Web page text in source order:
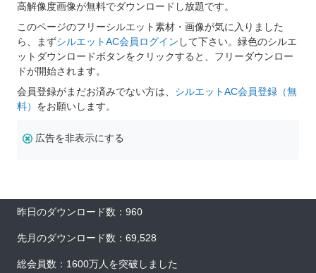
高解像度画像が無料でダウンロードし放題です。
このページのフリーシルエット素材・画像が気に入りました
ら、まずシルエットAC会員ログイン して下さい。緑色のシルエ
ットダウンロードボタンをクリックすると、フリーダウンロー
ドが開始されます。
会員登録がまだお済みでない方は、 シルエットAC会員登録（無
料） をお願いします。
広告を非表示にする
昨日のダウンロード数：960
先月のダウンロード数：69,528
総会員数：1600万人を突破しました